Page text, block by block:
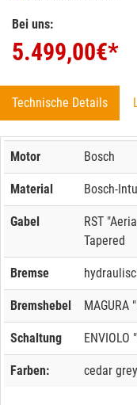
Bei uns:
5.499,00€*
Technische Details
Motor Bosch
Material Bosch-
Gabel
RST
Tapered
Bremse
Bremshebel MAGURA
Schaltung ENVIOLO
Farben: cedar